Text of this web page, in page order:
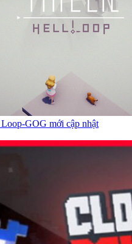
GOG mới cập nhật